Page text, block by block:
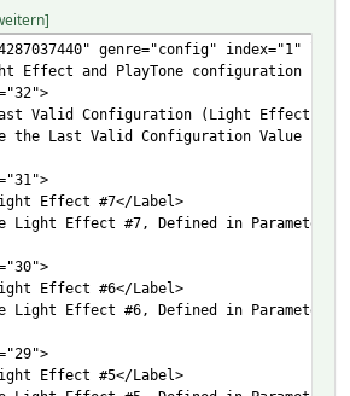
Luminance Threshold</Help>
Ultraviolet</Label>
Ultraviolet-fr</Label>
Threshold</Help>
Ultraviolet Threshold-fr</
Label>
Temperature-fr</Label>
Threshold</Help>
Temerature Threshold-fr</
Humidity</Label>
Humidity-fr</Label>
Threshold</Help>
genre="config" index="1"
and PlayTone configuration for
Configuration (Light Effect)</
Last Valid Configuration Value for
Effect #7</Label>
Effect #7, Defined in Parameter
Effect #6</Label>
Effect #6, Defined in Parameter
Effect #5</Label>